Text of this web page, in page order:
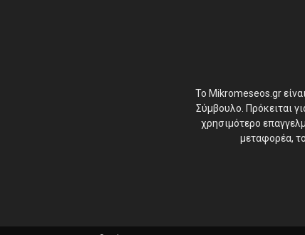
Το Mikromeseos.gr
Σύμβουλο. Πρόκειται
χρησιμότερο
μεταφορέα,